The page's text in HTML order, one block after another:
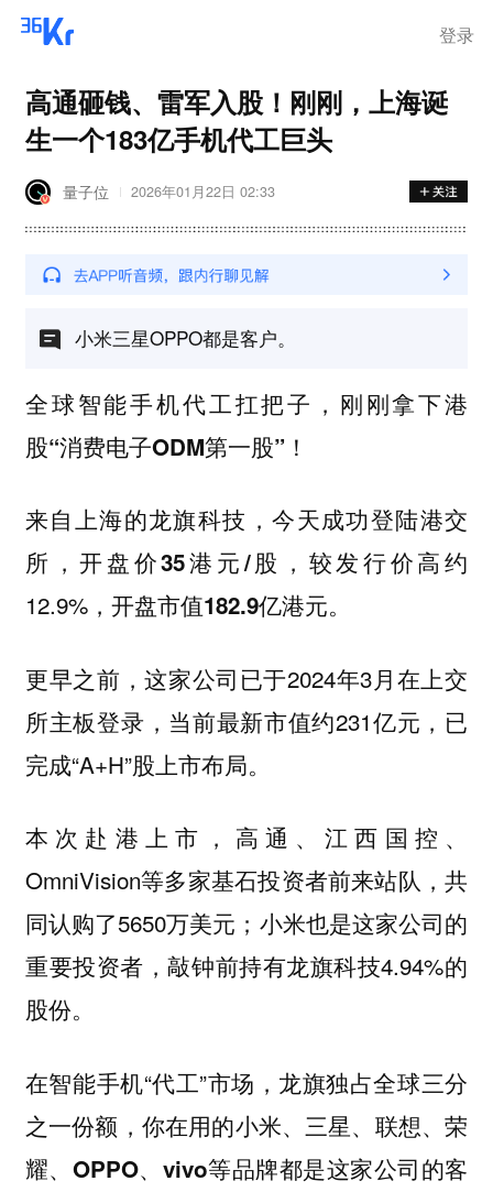
登录
高通砸钱、雷军入股！刚刚，上海诞
生一个183亿手机代工巨头
量子位 2026年01月22日 02:33
小米三星OPPO都是客户。
全球智能手机代工扛把子，刚刚拿下港
股“消费电子ODM第一股” ！
来自上海的龙旗科技 ，今天成功登陆港交
所，开盘价35港元/股 ，较发行价高约
12.9%，开盘市值182.9亿港元。
更早之前，这家公司已于2024年3月在上交
所主板登录，当前最新市值约231亿元，已
完成“A+H”股上市布局。
本次赴港上市，高通、江西国控、
OmniVision等多家基石投资者前来站队，共
同认购了5650万美元；小米也是这家公司的
重要投资者，敲钟前持有龙旗科技4.94%的
股份。
在智能手机“代工”市场，龙旗独占全球三分
之一份额，你在用的小米、三星、联想、荣
耀、OPPO、vivo等品牌都是这家公司的客